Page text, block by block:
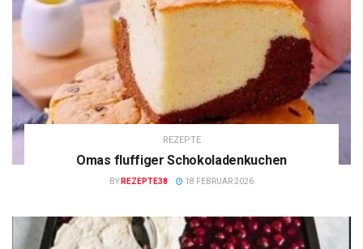
REZEPTE
Omas fluffiger Schokoladenkuchen
BY REZEPTE38 18 FEBRUAR 2026